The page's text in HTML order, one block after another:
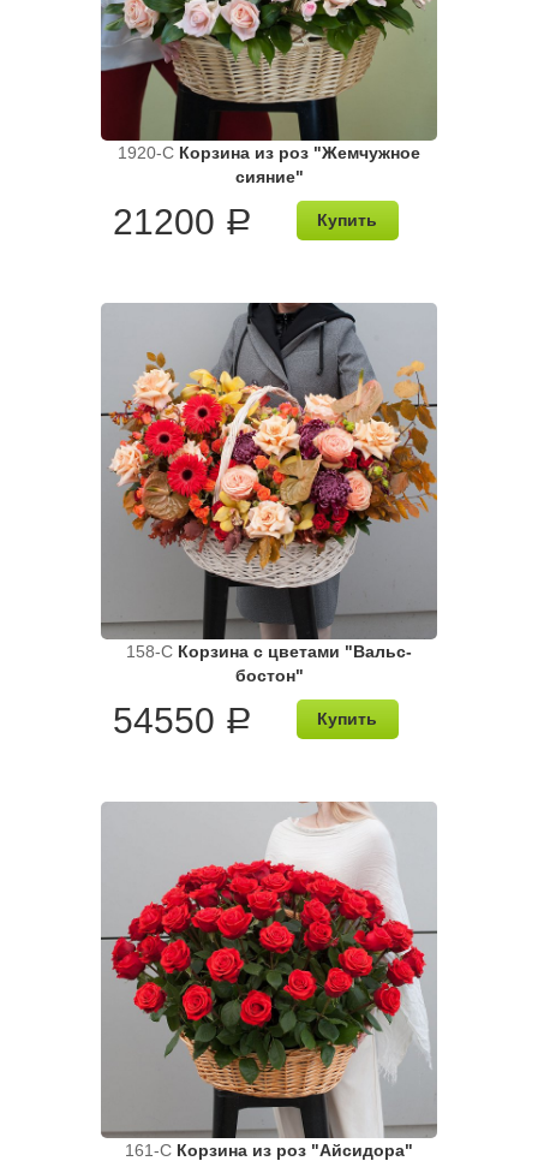
1920-C Корзина из роз "Жемчужное
сияние"
21200 a Купить
158-C Корзина с цветами "Вальс-
бостон"
54550 a Купить
161-C Корзина из роз "Айсидора"